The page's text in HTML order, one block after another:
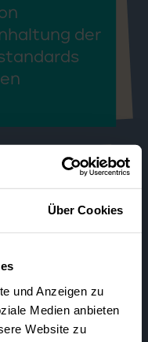
Über Cookies
und Anzeigen zu
Medien anbieten
Website zu
der
solltest:
oder im
(m/w/d)